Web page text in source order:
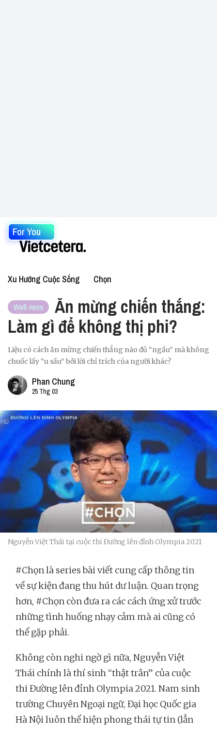
For You
Xu Hướng Cuộc Sống Chọn
Well-ness
Ăn mừng chiến thắng:
Làm gì để không thị phi?
Liệu có cách ăn mừng chiến thắng nào đủ “ngầu” mà không
chuốc lấy “u sầu” bởi lời chỉ trích của người khác?
Phan Chung
25 Thg 03
Nguyễn Việt Thái tại cuộc thi Đường lên đỉnh Olympia 2021
#Chọn là series bài viết cung cấp thông tin
về sự kiện đang thu hút dư luận. Quan trọng
hơn, #Chọn còn đưa ra các cách ứng xử trước
những tình huống nhạy cảm mà ai cũng có
thể gặp phải.
Không còn nghi ngờ gì nữa, Nguyễn Việt
Thái chính là thí sinh “thật trân” của cuộc
thi Đường lên đỉnh Olympia 2021. Nam sinh
trường Chuyên Ngoại ngữ, Đại học Quốc gia
Hà Nội luôn thể hiện phong thái tự tin (lẫn